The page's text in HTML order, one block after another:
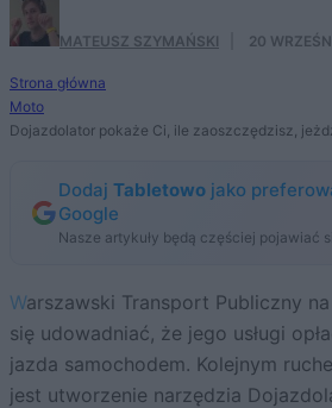
MATEUSZ SZYMAŃSKI 20
Strona główna
Moto
Dojazdolator pokaże Ci, ile zaoszczędzisz,
Dodaj Tabletowo jako
Google
Nasze artykuły będą częściej pojawiać
Warszawski Transport Publiczny na każdym kroku stara
się udowadniać, że jego usługi
jazda samochodem. Kolejnym
jest utworzenie narzędzia